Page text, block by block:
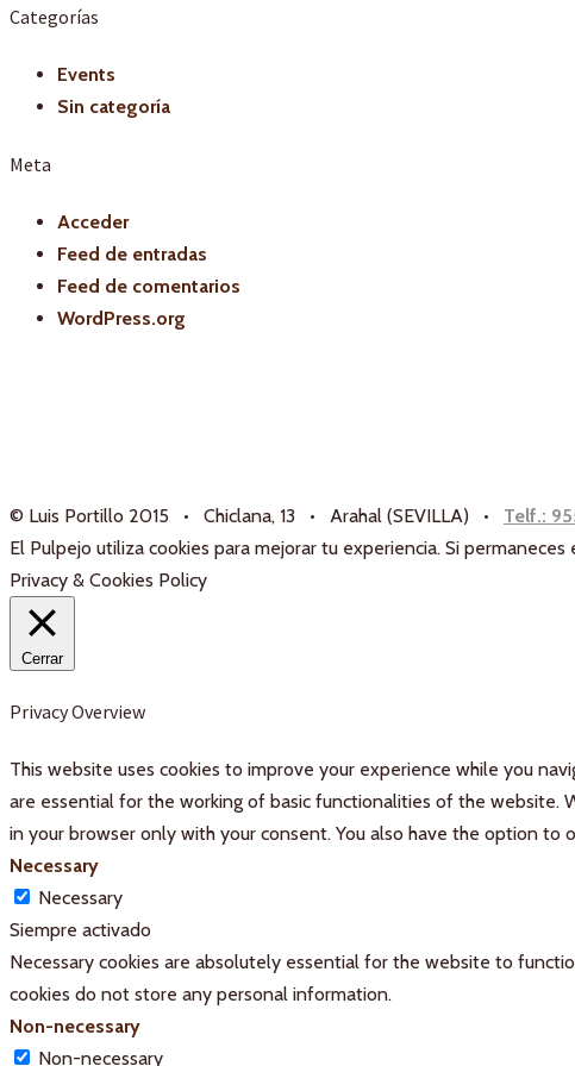
Categorías
Events
Sin categoría
Meta
Acceder
Feed de entradas
Feed de comentarios
WordPress.org
© Luis Portillo 2015 • Chiclana, 13 • Arahal (SEVILLA) • Telf.:
El Pulpejo utiliza cookies para mejorar tu experiencia. Si
Privacy & Cookies Policy
Cerrar
Privacy Overview
This website uses cookies to improve your experience while you
are essential for the working of basic functionalities of the website.
in your browser only with your consent. You also have the option
Necessary
Necessary
Siempre activado
Necessary cookies are absolutely essential for the website to
cookies do not store any personal information.
Non-necessary
Non-necessary